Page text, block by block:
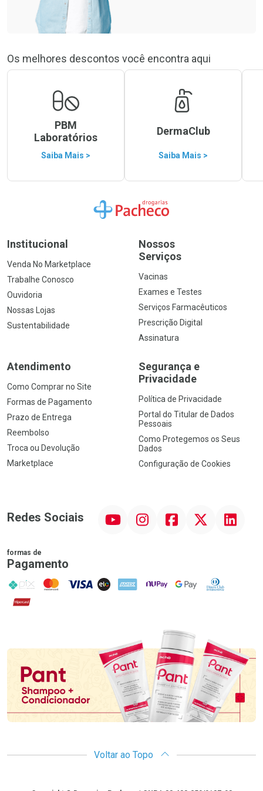
Os melhores descontos você encontra aqui
PBM
Laboratórios
Saiba Mais >
DermaClub
Saiba Mais >
Ir para a Home
Institucional
Venda No Marketplace
Trabalhe Conosco
Ouvidoria
Nossas Lojas
Sustentabilidade
Nossos
Serviços
Vacinas
Exames e Testes
Serviços Farmacêuticos
Prescrição Digital
Assinatura
Atendimento
Como Comprar no Site
Formas de Pagamento
Prazo de Entrega
Reembolso
Troca ou Devolução
Marketplace
Segurança e
Privacidade
Política de Privacidade
Portal do Titular de Dados
Pessoais
Como Protegemos os Seus
Dados
Configuração de Cookies
Redes Sociais InstagramFacebookTwitter Linkedin
formas de
Pagamento
PIX MasterCard
VISA ELO AMEX NuPay Google PayDiners Club
Hipercard
Voltar ao Topo